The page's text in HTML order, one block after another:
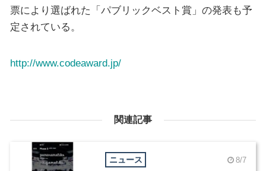
票により選ばれた「パブリックベスト賞」の発表も予
定されている。
http://www.codeaward.jp/
関連記事
ニュース 8/7